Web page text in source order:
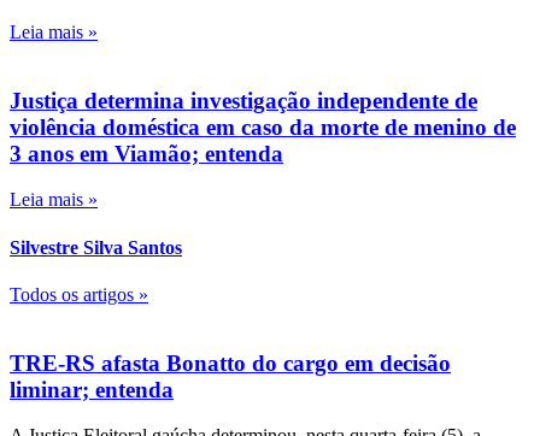
Leia mais »
Justiça determina investigação independente de
violência doméstica em caso da morte de menino de
3 anos em Viamão; entenda
Leia mais »
Silvestre Silva Santos
Todos os artigos »
TRE-RS afasta Bonatto do cargo em decisão
liminar; entenda